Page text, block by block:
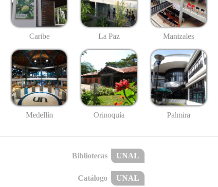
Caribe La Paz Manizales
Medellín Orinoquía Palmira
Bibliotecas UNAL
Catálogo UNAL